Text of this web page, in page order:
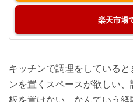
楽天市場
キッチンで調理をしている
ンを置くスペースが欲しい
板を置けない、なんていう経